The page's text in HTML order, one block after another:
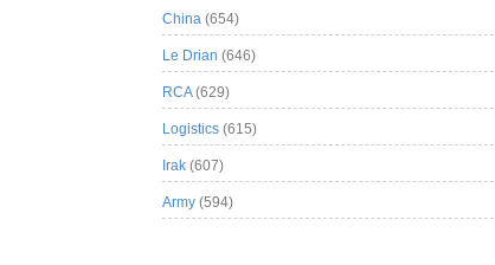
China (654)
Le Drian (646)
RCA(629)
Logistics (615)
Irak (607)
Army (594)